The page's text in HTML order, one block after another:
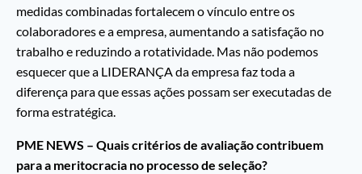
medidas combinadas fortalecem o vínculo entre os
colaboradores e a empresa, aumentando a satisfação no
trabalho e reduzindo a rotatividade. Mas não podemos
esquecer que a LIDERANÇA da empresa faz toda a
diferença para que essas ações possam ser executadas de
forma estratégica.
PME NEWS – Quais critérios de avaliação contribuem
para a meritocracia no processo de seleção?